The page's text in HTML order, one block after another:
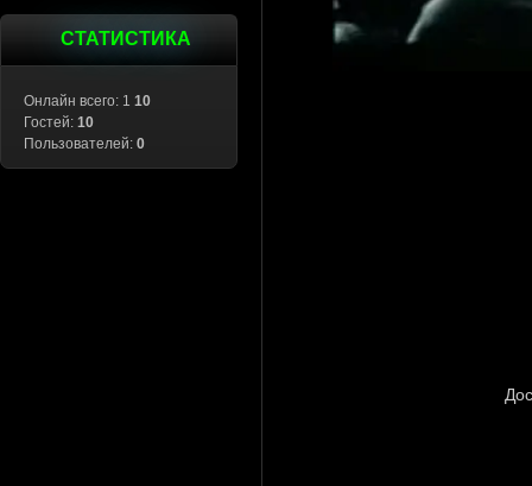
СТАТИСТИКА
Онлайн всего: 1 10
Гостей: 10
Пользователей: 0